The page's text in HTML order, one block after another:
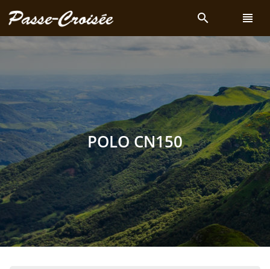
search view_headline
POLO CN150